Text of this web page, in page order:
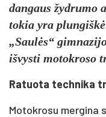
dangaus žydrumo
tokia yra
„Saulės“
išvysti motokroso
Ratuota technika
Motokrosu mergina